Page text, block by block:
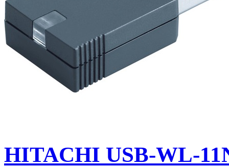
HITACHI USB-WL-